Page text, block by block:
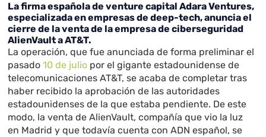
La firma española de venture capital Adara Ventures,
especializada en empresas de deep-tech, anuncia el
cierre de la venta de la empresa de ciberseguridad
AlienVault a AT&T.
La operación, que fue anunciada de forma preliminar el
pasado10 de julio por el gigante estadounidense de
telecomunicaciones AT&T, se acaba de completar tras
haber recibido la aprobación de las autoridades
estadounidenses de la que estaba pendiente. De este
modo, la venta de AlienVault, compañía que vio la luz
en Madrid y que todavía cuenta con ADN español, se